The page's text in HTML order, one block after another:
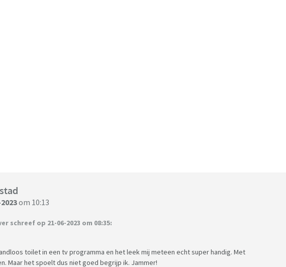
om 10:13
schreef op 21-06-2023 om 08:35:
toilet in een tv programma en het leek mij meteen echt super handig. Met
Maar het spoelt dus niet goed begrijp ik. Jammer!